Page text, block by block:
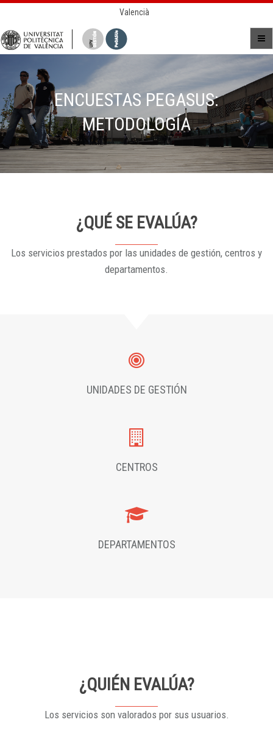
Valencià
ENCUESTAS PEGASUS:
METODOLOGÍA
¿QUÉ SE EVALÚA?
Los servicios prestados por las unidades de gestión, centros y
departamentos.
UNIDADES DE GESTIÓN
CENTROS
DEPARTAMENTOS
¿QUIÉN EVALÚA?
Los servicios son valorados por sus usuarios.